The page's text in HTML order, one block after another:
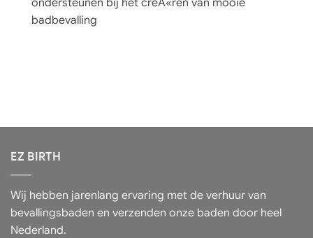
badbevalling
EZ BIRTH
Wij hebben jarenlang ervaring met de verhuur van
bevallingsbaden en verzenden onze baden door heel
Nederland.